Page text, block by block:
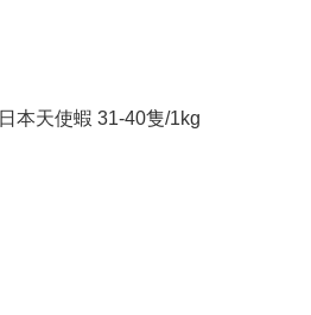
日本天使蝦 31-40隻/1kg